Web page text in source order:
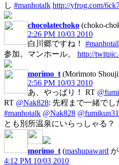
し #manhotalk http://yfrog.com/
chocolatechoko (choko-
2:26 PM 10/03 2010
白川郷ですね！
参加。マンホール。 http://
morimo_t (Morimoto
2:56 PM 10/03 2010
あ、やっぱり！ RT
RT @Nak828: 先程まで一緒でし
#manhotalk @Nak828
とも別所温泉にいらっしゃる？
morimo_t (mashupaward
4:12 PM 10/03 2010